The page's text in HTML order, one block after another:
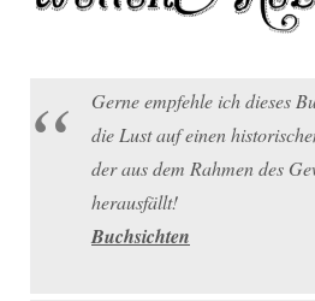
Gerne empfehle ich dieses
die Lust auf einen
der aus dem Rahmen des
herausfällt!
Buchsichten